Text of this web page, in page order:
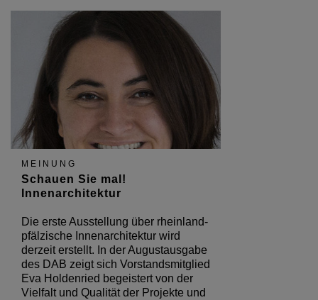
MEINUNG
Schauen Sie mal!
Innenarchitektur
Die erste Ausstellung über rheinland-
pfälzische Innenarchitektur wird
derzeit erstellt. In der Augustausgabe
des DAB zeigt sich Vorstandsmitglied
Eva Holdenried begeistert von der
Vielfalt und Qualität der Projekte und